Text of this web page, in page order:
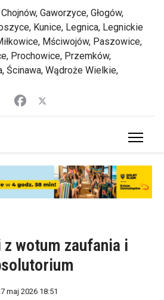
Gaworzyce, Głogów,
Kunice, Legnica, Legnickie
Mściwojów, Paszowice,
Prochowice, Przemków,
Ścinawa, Wądroże Wielkie,
wotum zaufania i
maj 2026 18:51